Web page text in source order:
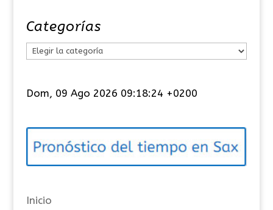
Categorías
e
o
í
s
Dom, 09 Ago 2026 09:18:25 +0200
Inicio